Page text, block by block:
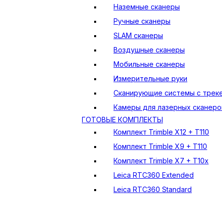
Наземные сканеры
Ручные сканеры
SLAM сканеры
Воздушные сканеры
Мобильные сканеры
Измерительные руки
Сканирующие системы с
Камеры для лазерных
ГОТОВЫЕ КОМПЛЕКТЫ
Комплект Trimble X12 + T110
Комплект Trimble X9 + T110
Комплект Trimble X7 + T10x
Leica RTC360 Extended
Leica RTC360 Standard